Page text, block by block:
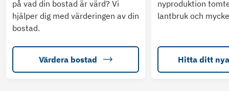
på vad din bostad är värd? Vi
hjälper dig med värderingen av din
bostad.
Värdera bostad
nyproduktion
lantbruk och
Hitta ditt